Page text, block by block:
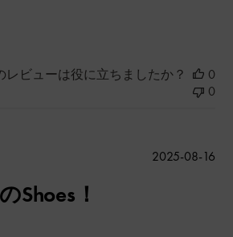
レビューは役に立ちましたか？
0
0
Shoes！
公
2025-08-16